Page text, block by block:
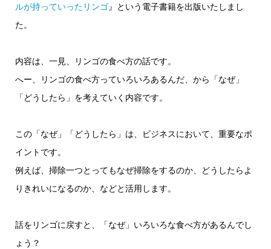
ルが持っていったリンゴ』という電子書籍を出版いたしまし
た。
内容は、一見、リンゴの食べ方の話です。
へー、リンゴの食べ方っていろいろあるんだ、から「なぜ」
「どうしたら」を考えていく内容です。
この「なぜ」「どうしたら」は、ビジネスにおいて、重要なポ
イントです。
例えば、掃除一つとってもなぜ掃除をするのか、どうしたらよ
りきれいになるのか、などと活用します。
話をリンゴに戻すと、「なぜ」いろいろな食べ方があるんでし
ょう？